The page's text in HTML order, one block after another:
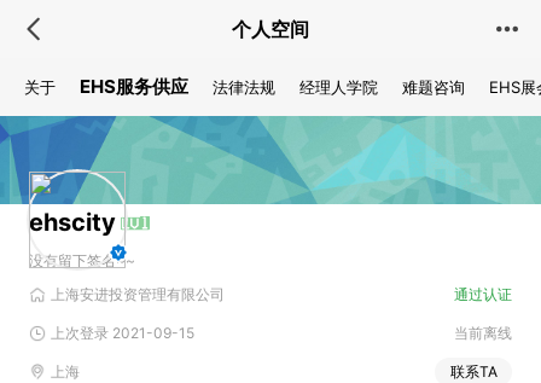
个人空间
ehscity
没有留下签名~~
上海安进投资管理有限公司
通过认证
上次登录 2021-09-15 当前离线
上海 联系TA
关于 EHS服务供应 法律法规 经理人学院 难题咨询 EHS展